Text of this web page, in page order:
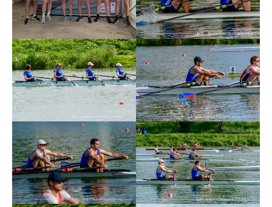
Objectifs « Loisir »
Régates
Pratiquer l’aviron
Boutique Club
Tarifs Saison 2025-2026
Vos questions / FAQ
Nos prestations à la demande